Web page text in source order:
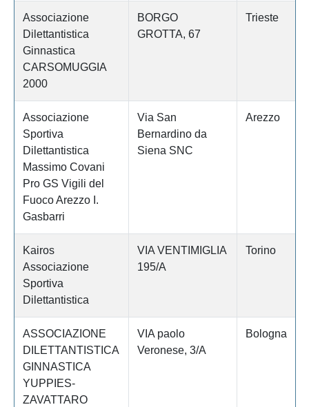
Associazione
Dilettantistica
Ginnastica
CARSOMUGGIA
2000
BORGO
GROTTA, 67
Trieste
Associazione
Sportiva
Dilettantistica
Massimo Covani
Pro GS Vigili del
Fuoco Arezzo I.
Gasbarri
Via San
Bernardino da
Siena SNC
Arezzo
Kairos
Associazione
Sportiva
Dilettantistica
VIA VENTIMIGLIA
195/A
Torino
ASSOCIAZIONE
DILETTANTISTICA
GINNASTICA
YUPPIES-
ZAVATTARO
VIA paolo
Veronese, 3/A
Bologna